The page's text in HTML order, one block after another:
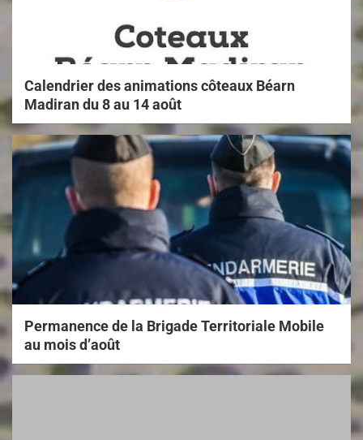
Calendrier des animations côteaux Béarn
Madiran du 8 au 14 août
Permanence de la Brigade Territoriale Mobile
au mois d’août